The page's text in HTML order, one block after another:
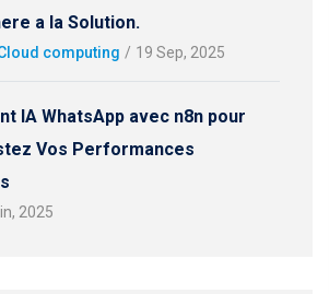
a la Solution.
computing / 19 Sep, 2025
IA WhatsApp avec n8n pour
Vos Performances
2025